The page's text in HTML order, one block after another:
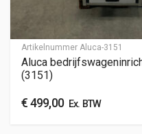
Artikelnummer Aluca-3151
Aluca
(3151)
€499,00Ex. BTW